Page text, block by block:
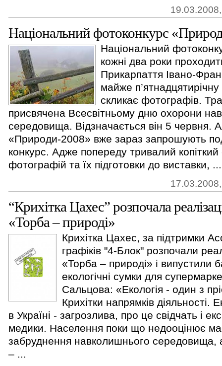
Національний фотоконкурс
Національний
кожні два роки
Прикарпаття Івано-
майже п’ятнадцятирічну
скликає фотографів.
присвячена Всесвітньому дню охорони
середовища. Відзначається він 5 червня.
«Природи-2008» вже зараз запрошують
конкурс. Адже попереду тривалий
фотографій та їх підготовки до виставки, ...
“Крихітка Цахес” розпочала
«Торба – природі»
Крихітка Цахес, за підтримки
графіків "4-Блок" розпочали
«Торба – природі» і випустили
екологічні сумки для
Сальцова: «Екологія - один з
Крихітки напрямків діяльності.
в Україні - загрозлива, про це свідчать і
медики. Населення поки що недооцінює
забруднення навколишнього середовища,
– ...